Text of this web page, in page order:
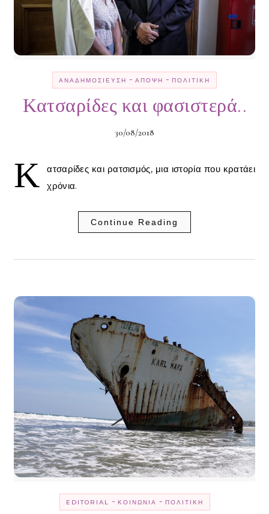
ΑΝΑΔΗΜΟΣΊΕΥΣΗ - ΆΠΟΨΗ - ΠΟΛΙΤΙΚΉ
Κατσαρίδες και φασιστερά..
30/08/2018
Κ
ατσαρίδες και ρατσισμός, μια ιστορία που κρατάει
χρόνια.
Continue Reading
EDITORIAL - ΚΟΙΝΩΝΊΑ - ΠΟΛΙΤΙΚΉ